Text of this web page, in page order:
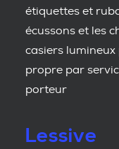
étiquettes et
écussons et les
casiers
propre par
porteur
Lessive